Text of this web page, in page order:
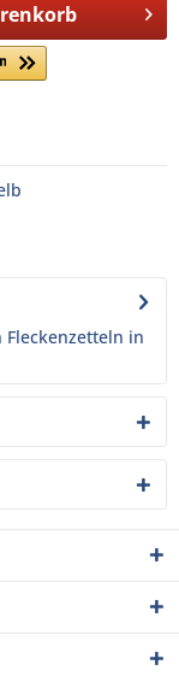
Fleckenzetteln in